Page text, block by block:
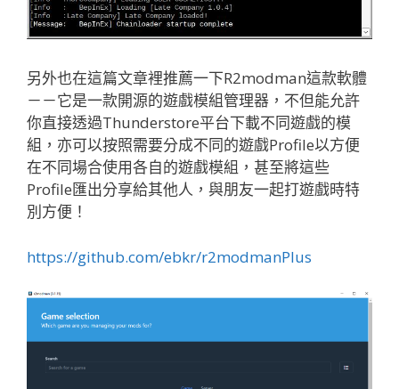
另外也在這篇文章裡推薦一下R2modman這款軟體
－－它是一款開源的遊戲模組管理器，不但能允許
你直接透過Thunderstore平台下載不同遊戲的模
組，亦可以按照需要分成不同的遊戲Profile以方便
在不同場合使用各自的遊戲模組，甚至將這些
Profile匯出分享給其他人，與朋友一起打遊戲時特
別方便！
https://github.com/ebkr/r2modmanPlus